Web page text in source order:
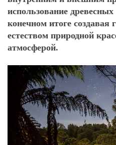
использование
конечном итоге
естеством природной
атмосферой.